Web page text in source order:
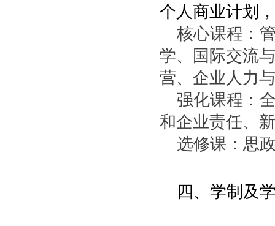
个人商业计划
核心课程：
学、国际交流
营、企业人力
强化课程：
和企业责任、
选修课：思
四、学制及